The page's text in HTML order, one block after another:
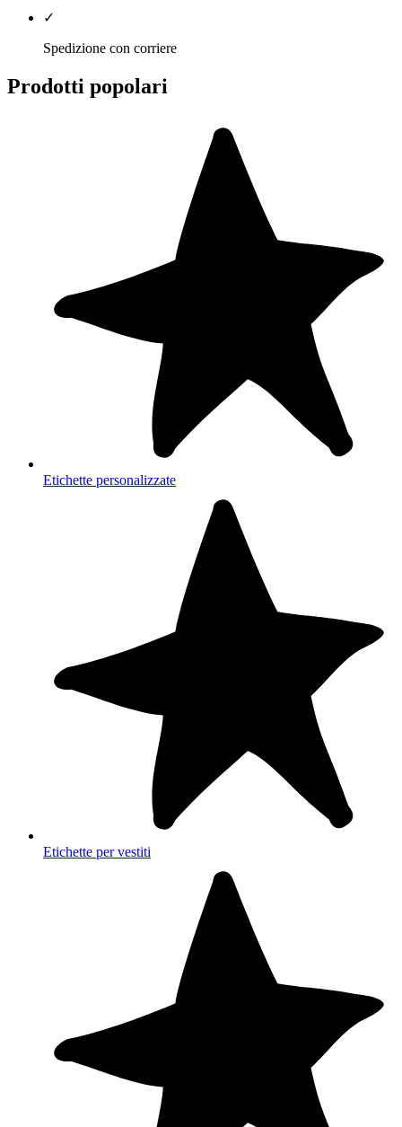
✓
Spedizione con corriere
Prodotti popolari
Etichette personalizzate
Etichette per vestiti